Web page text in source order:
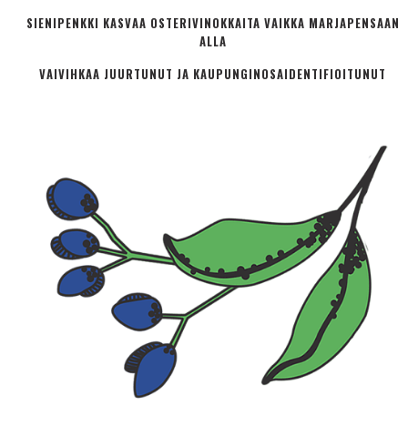
SIENIPENKKI KASVAA OSTERIVINOKKAITA VAIKKA MARJAPENSAAN
ALLA
VAIVIHKAA JUURTUNUT JA KAUPUNGINOSA­IDENTIFIOITUNUT